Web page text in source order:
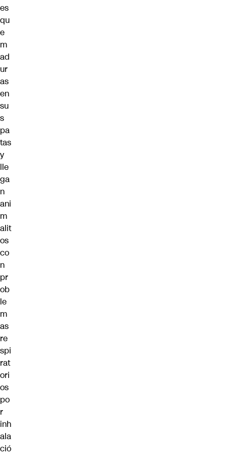
es
qu
e
m
ad
ur
as
en
su
s
pa
tas
y
lle
ga
n
ani
m
alit
os
co
n
pr
ob
le
m
as
re
spi
rat
ori
os
po
r
inh
ala
ció